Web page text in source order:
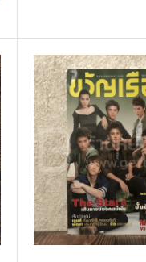
🏳️‍🌈 สนพ.หมึกจีน
🟩 สนพ.บงกช
☀️ สนพ.วิบูลย์กิจ
🟦 สนพ.เนชั่น
⭕ สนพ.สยามอินเตอ
🔴 สนพ.บูรพัฒน์
🔲 สนพ.Zenshu